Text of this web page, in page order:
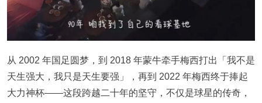
从 2002 年国足圆梦，到 2018 年蒙牛牵手梅西打出「我不是
天生强大，我只是天生要强」，再到 2022 年梅西终于捧起
大力神杯——这段跨越二十年的坚守，不仅是球星的传奇，